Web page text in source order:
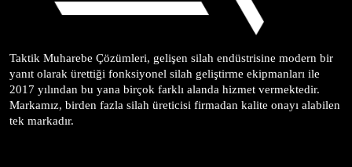
Taktik Muharebe Çözümleri, gelişen silah endüstrisine modern bir
yanıt olarak ürettiği fonksiyonel silah geliştirme ekipmanları ile
2017 yılından bu yana birçok farklı alanda hizmet vermektedir.
Markamız, birden fazla silah üreticisi firmadan kalite onayı alabilen
tek markadır.